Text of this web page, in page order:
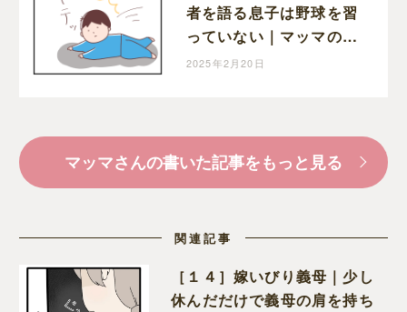
者を語る息子は野球を習
っていない｜マッマの育
児漫画
2025年2月20日
マッマさんの書いた記事をもっと見る
関連記事
［１４］嫁いびり義母｜少し
休んだだけで義母の肩を持ち